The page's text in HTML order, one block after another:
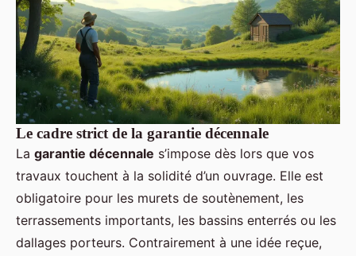
Le cadre strict de la garantie décennale
La garantie décennale s’impose dès lors que vos
travaux touchent à la solidité d’un ouvrage. Elle est
obligatoire pour les murets de soutènement, les
terrassements importants, les bassins enterrés ou les
dallages porteurs. Contrairement à une idée reçue,